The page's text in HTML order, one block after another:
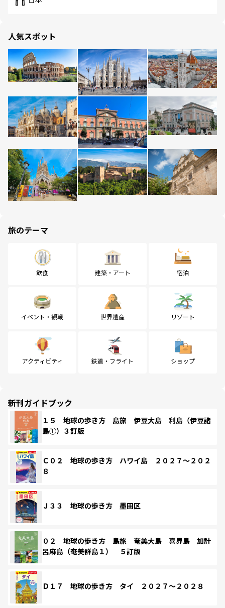
人気スポット
旅のテーマ
飲食 建築・アート 宿泊
イベント・観戦 世界遺産 リゾート
アクティビティ 鉄道・フライト ショップ
新刊ガイドブック
１５ 地球の歩き方 島旅 伊豆大島 利島（伊豆諸
島①）３訂版
Ｃ０２ 地球の歩き方 ハワイ島 ２０２７～２０２
８
Ｊ３３ 地球の歩き方 墨田区
０２ 地球の歩き方 島旅 奄美大島 喜界島 加計
呂麻島（奄美群島１） ５訂版
Ｄ１７ 地球の歩き方 タイ ２０２７～２０２８